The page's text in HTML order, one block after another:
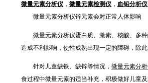
微量元素分析仪 ， 微量元素检测仪 ， 血铅分析仪
微量元素分析仪锌元素会对正常人体影响
微量元素分析仪蛋白质、激素、核酸、多
造成不利影响，使性成熟出现一定的障碍，除
针对儿童缺铁、缺锌等情况， 微量元素分
食过程中微量元素的适当补充，积极做好儿童